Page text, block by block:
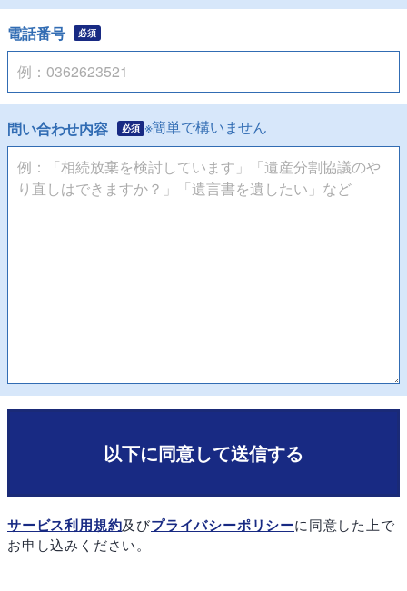
電話番号 必須
問い合わせ内容 必須 ※簡単で構いません
以下に同意して送信する
サービス利用規約及びプライバシーポリシーに同意した上で
お申し込みください。